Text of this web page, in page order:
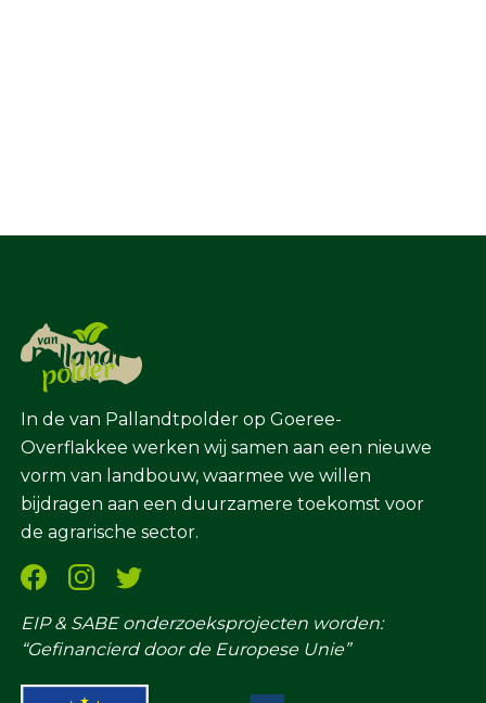
In de van Pallandtpolder op Goeree-
Overflakkee werken wij samen aan een nieuwe
vorm van landbouw, waarmee we willen
bijdragen aan een duurzamere toekomst voor
de agrarische sector.
EIP & SABE onderzoeksprojecten worden:
“Gefinancierd door de Europese Unie”